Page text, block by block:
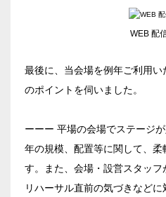
WEB 配
最後に、当会場を例年ご利用
のポイントを伺いました。
ーーー 平場の会場でステージ
年の規模、配置等に関して、
す。また、会場・設営スタッフ
リハーサル直前の気づきなど
受付時間 9:00～18:00（土日